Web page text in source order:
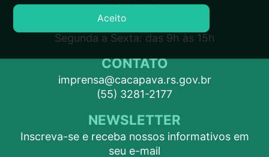
ATENDIMENTO
Segunda a Sexta: das 9h às 15h
CONTATO
imprensa@cacapava.rs.gov.br
(55) 3281-2177
NEWSLETTER
Inscreva-se e receba nossos informativos em
seu e-mail
Aceito